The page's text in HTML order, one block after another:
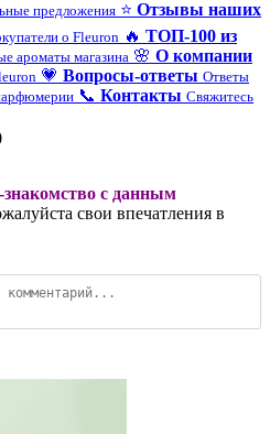
предложения ⭐ Отзывы наших
о Fleuron 🔥 ТОП-100 из
ароматы магазина 🌸 О компании
💗 Вопросы-ответы Ответы
📞 Контакты Свяжитесь
с данным
свои впечатления в